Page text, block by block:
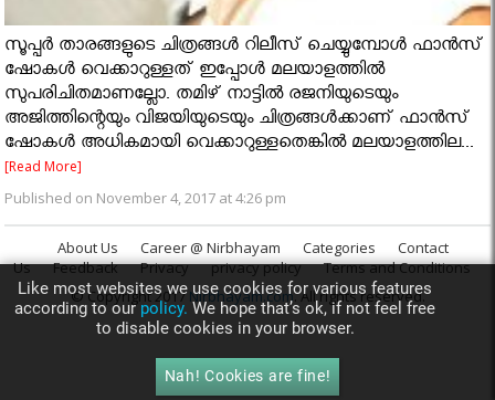
സൂപ്പര്‍ താരങ്ങളുടെ ചിത്രങ്ങള്‍ റിലീസ് ചെയ്യുമ്പോള്‍ ഫാന്‍സ്
ഷോകള്‍ വെക്കാറുള്ളത് ഇപ്പോള്‍ മലയാളത്തില്‍
സുപരിചിതമാണല്ലോ. തമിഴ് നാട്ടില്‍ രജനിയുടെയും
അജിത്തിന്റെയും വിജയിയുടെയും ചിത്രങ്ങള്‍ക്കാണ് ഫാന്‍സ്
ഷോകള്‍ അധികമായി വെക്കാറുള്ളതെങ്കില്‍ മലയാളത്തില...
[Read More]
Published on November 4, 2017 at 4:26 pm
About Us Career @ Nirbhayam Categories
Contact
Us
Feedback Privacy privacy policy
Terms and Conditions
© Copyright 2017Nirbhayam.com. All rights reserved.
Like most websites we use cookies for various features
according to ourpolicy.We hope that’s ok, if not feel free
to disable cookies in your browser.
Nah! Cookies are fine!